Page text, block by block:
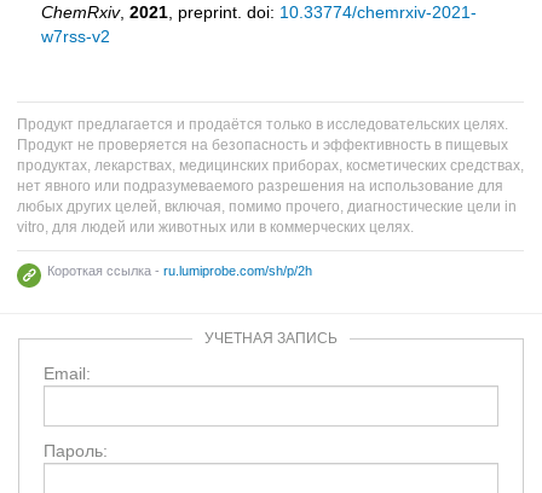
ChemRxiv, 2021 , preprint. doi: 10.33774/chemrxiv-2021-
w7rss-v2
Продукт предлагается и продаётся только в исследовательских целях.
Продукт не проверяется на безопасность и эффективность в пищевых
продуктах, лекарствах, медицинских приборах, косметических средствах,
нет явного или подразумеваемого разрешения на использование для
любых других целей, включая, помимо прочего, диагностические цели in
vitro, для людей или животных или в коммерческих целях.
Короткая ссылка - ru.lumiprobe.com/sh/p/2h
УЧЕТНАЯ ЗАПИСЬ
Email:
Пароль: